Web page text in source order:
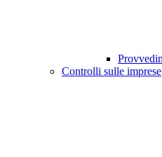
Controlli sulle imprese